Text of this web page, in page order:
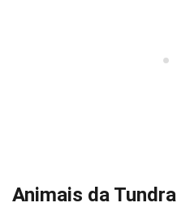
Animais da Tundra